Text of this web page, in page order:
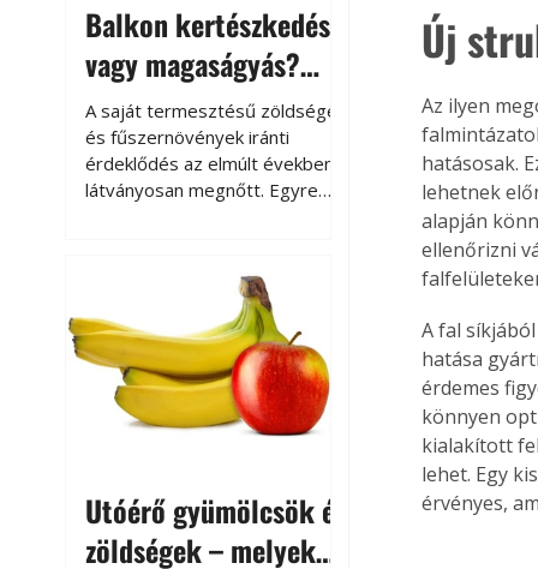
Balkon kertészkedés
vagy magaságyás?
Helytakarékos
kertészkedés
A saját termesztésű zöldségek
és fűszernövények iránti
érdeklődés az elmúlt években
látványosan megnőtt. Egyre
kertészkedés sokak számára
kikapcsolódást és feltöltődést
is jelent.
Utóérő gyümölcsök és
zöldségek – melyek
Új
Az ilyen
hatásosak.
lehetnek
alapján
ellenőrizni
A fal
hatása
érdemes
könnyen
kialakított
lehet. Egy
érvényes,